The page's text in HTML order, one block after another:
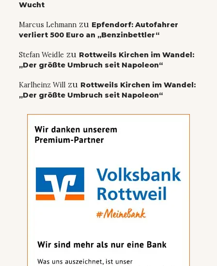
Wucht
Marcus Lehmann zu Epfendorf: Autofahrer
verliert 500 Euro an „Benzinbettler“
Stefan Weidle zu Rottweils Kirchen im Wandel:
„Der größte Umbruch seit Napoleon“
Karlheinz Will zu Rottweils Kirchen im Wandel:
„Der größte Umbruch seit Napoleon“